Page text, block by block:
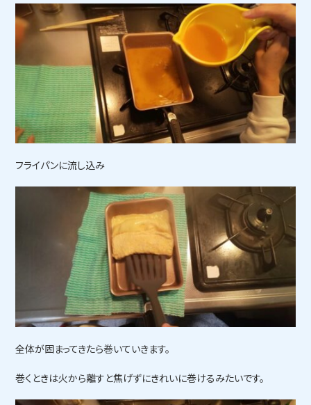
フライパンに流し込み
全体が固まってきたら巻いていきます。
巻くときは火から離すと焦げずにきれいに巻けるみたいです。